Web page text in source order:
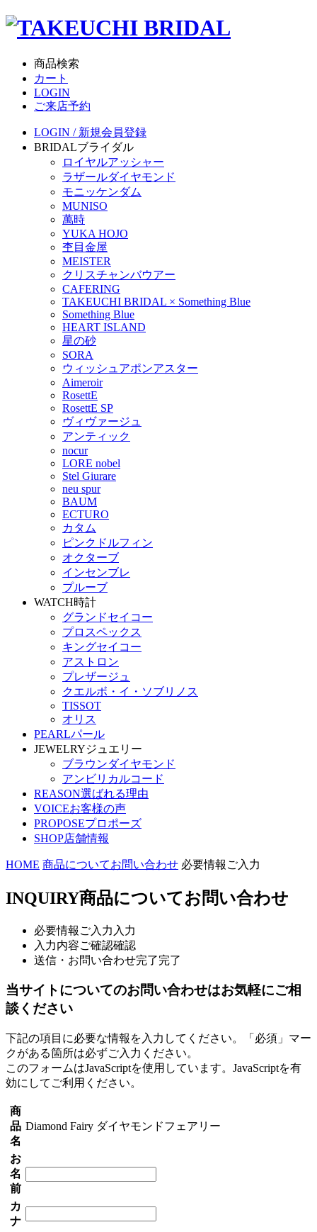
商品検索
カート
LOGIN
ご来店予約
LOGIN / 新規会員登録
BRIDALブライダル
ロイヤルアッシャー
ラザールダイヤモンド
モニッケンダム
MUNISO
萬時
YUKA HOJO
杢目金屋
MEISTER
クリスチャンバウアー
CAFERING
TAKEUCHI BRIDAL × Something Blue
Something Blue
HEART ISLAND
星の砂
SORA
ウィッシュアポンアスター
Aimeroir
RosettE
RosettE SP
ヴィヴァージュ
アンティック
nocur
LORE nobel
Stel Giurare
neu spur
BAUM
ECTURO
カタム
ピンクドルフィン
オクターブ
インセンブレ
プルーブ
WATCH時計
グランドセイコー
プロスペックス
キングセイコー
アストロン
プレザージュ
クエルボ・イ・ソブリノス
TISSOT
オリス
PEARLパール
JEWELRYジュエリー
ブラウンダイヤモンド
アンビリカルコード
REASON選ばれる理由
VOICEお客様の声
PROPOSEプロポーズ
SHOP店舗情報
HOME 商品についてお問い合わせ 必要情報ご入力
INQUIRY商品についてお問い合わせ
必要情報ご入力 入力
入力内容ご確認確認
送信・お問い合わせ完了完了
当サイトについてのお問い合わせはお気軽にご相
談ください
下記の項目に必要な情報を入力してください。「必須」マー
クがある箇所は必ずご入力ください。
このフォームはJavaScriptを使用しています。JavaScriptを有
効にしてご利用ください。
商
品
名
Diamond Fairy ダイヤモンドフェアリー
お
名
前
カ
ナ